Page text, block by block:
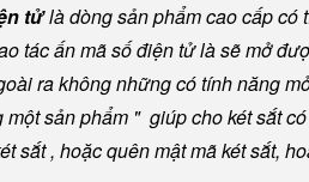
tửlà dòng sản phẩm cao cấp có
tác ấn mã số điện tử là sẽ mở
ra không những có tính năng
một sản phẩm " giúp cho két sắt
sắt , hoặc quên mật mã két sắt,